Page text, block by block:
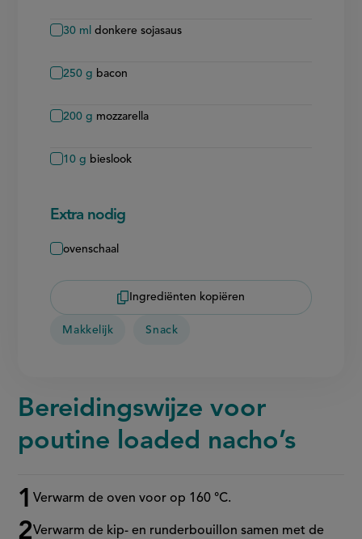
30 ml donkere sojasaus
250 g bacon
200 g mozzarella
10 g bieslook
Extra nodig
ovenschaal
Ingrediënten kopiëren
Makkelijk Snack
Bereidingswijze voor
poutine loaded nacho’s
Stappenplan
Verwarm de oven voor op 160 °C.
Verwarm de kip- en runderbouillon samen met de